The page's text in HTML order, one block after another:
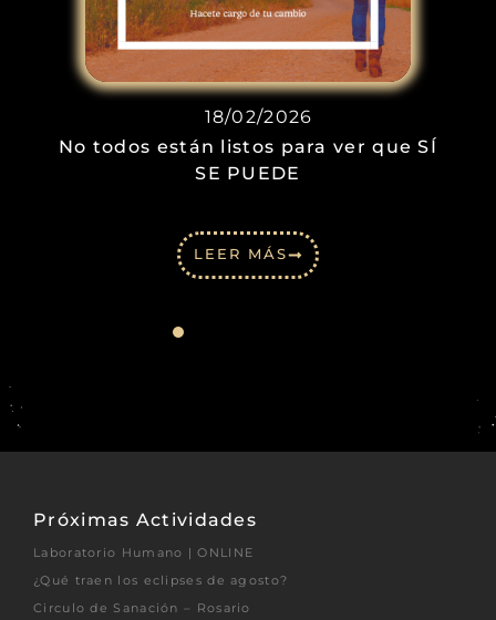
18/02/2026
No todos están listos para ver que SÍ
SE PUEDE
LEER MÁS
Próximas Actividades
Laboratorio Humano | ONLINE
¿Qué traen los eclipses de agosto?
Circulo de Sanación – Rosario